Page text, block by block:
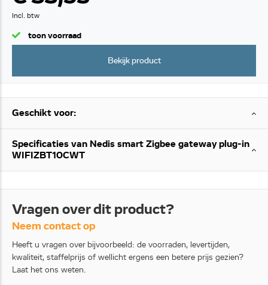
Incl. btw
toon voorraad
Bekijk product
Geschikt voor:
Specificaties van Nedis smart Zigbee gateway plug-in
WIFIZBT10CWT
Vragen over dit product?
Neem contact op
Heeft u vragen over bijvoorbeeld: de voorraden, levertijden,
kwaliteit, staffelprijs of wellicht ergens een betere prijs gezien?
Laat het ons weten.